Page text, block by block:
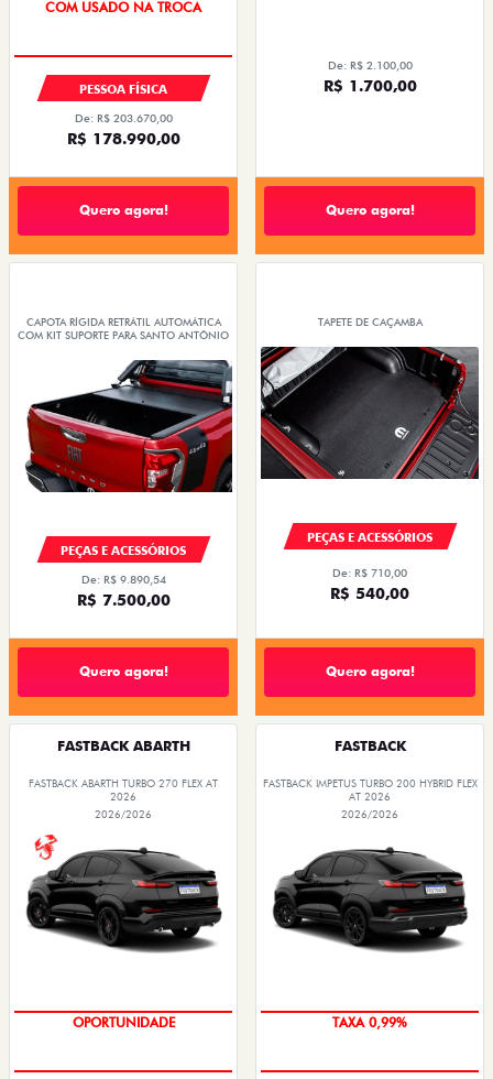
PESSOA FÍSICA
De: R$ 203.670,00
R$ 178.990,00
Quero agora!
De: R$ 2.100,00
R$ 1.700,00
Quero agora!
CAPOTA RÍGIDA RETRÁTIL AUTOMÁTICA
COM KIT SUPORTE PARA SANTO ANTÔNIO
PEÇAS E ACESSÓRIOS
De: R$ 9.890,54
R$ 7.500,00
Quero agora!
TAPETE DE CAÇAMBA
PEÇAS E ACESSÓRIOS
De: R$ 710,00
R$ 540,00
Quero agora!
FASTBACK ABARTH
FASTBACK ABARTH TURBO 270 FLEX AT
2026
2026/2026
OPORTUNIDADE
FASTBACK
FASTBACK IMPETUS TURBO 200 HYBRID FLEX
AT 2026
2026/2026